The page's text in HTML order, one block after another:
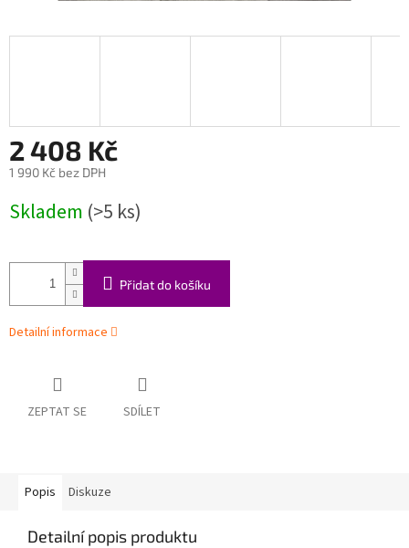
2 408 Kč
1 990 Kč bez DPH
cena:
Skladem (>5 ks)
Přidat do košíku
Detailní informace
ZEPTAT SE SDÍLET
Popis Diskuze
Detailní popis produktu